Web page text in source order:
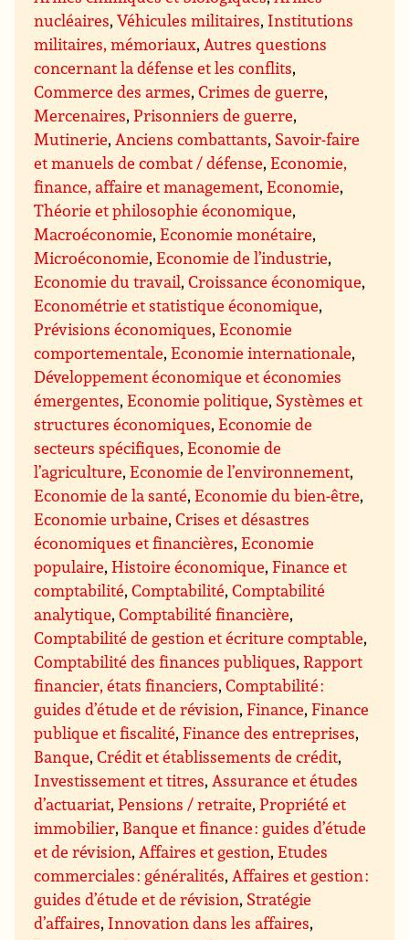
nucléaires,Véhicules militaires, Institutions
militaires, mémoriaux,Autres questions
concernant la défense et les conflits,
Commerce des armes,Crimes de guerre,
Mercenaires,Prisonniers de guerre,
Mutinerie,Anciens combattants, Savoir-faire
et manuels de combat / défense,Economie,
finance, affaire et management,Economie,
Théorie et philosophie économique,
Macroéconomie,Economie monétaire,
Microéconomie,Economie de l’industrie,
Economie du travail,Croissance économique,
Econométrie et statistique économique,
Prévisions économiques,Economie
comportementale,Economie internationale,
Développement économique et économies
émergentes,Economie politique, Systèmes et
structures économiques,Economie de
secteurs spécifiques,Economie de
l’agriculture,Economie de l’environnement,
Economie de la santé,Economie du bien-être,
Economie urbaine,Crises et désastres
économiques et financières,Economie
populaire,Histoire économique,Finance et
comptabilité,Comptabilité,Comptabilité
analytique,Comptabilité financière,
Comptabilité de gestion et écriture comptable,
Comptabilité des finances publiques,Rapport
financier, états financiers,Comptabilité :
guides d’étude et de révision,Finance,Finance
publique et fiscalité,Finance des entreprises,
Banque,Crédit et établissements de crédit,
Investissement et titres,Assurance et études
d’actuariat,Pensions / retraite,Propriété et
immobilier, Banque et finance : guides d’étude
et de révision,Affaires et gestion,Etudes
commerciales : généralités,Affaires et gestion :
guides d’étude et de révision, Stratégie
d’affaires, Innovation dans les affaires,